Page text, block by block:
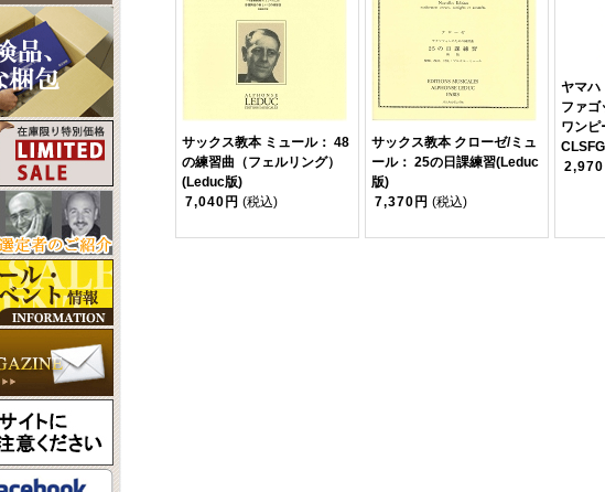
サックス教本 ミュール： 48
の練習曲（フェルリング）
(Leduc版)
7,040円 (税込)
サックス教本 クローゼ/ミュ
ール： 25の日課練習(Leduc
版)
7,370円 (税込)
ヤマハ
ファゴ
ワンピ